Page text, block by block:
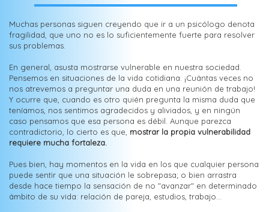
Muchas personas siguen creyendo que ir a un psicólogo denota
fragilidad, que uno no es lo suficientemente fuerte para resolver
sus problemas.
En general, asusta mostrarse vulnerable en nuestra sociedad.
Pensemos en situaciones de la vida cotidiana: ¡Cuántas veces no
nos atrevemos a preguntar una duda en una reunión de trabajo!
Y ocurre que, cuando es otro quién pregunta la misma duda que
teníamos, nos sentimos agradecidos y aliviados, y en ningún
caso pensamos que esa persona es débil. Aunque parezca
contradictorio, lo cierto es que, mostrar la propia vulnerabilidad
requiere mucha fortaleza.
Pues bien, hay momentos en la vida en los que cualquier persona
puede sentir que una situación le sobrepasa; o bien arrastra
desde hace tiempo la sensación de no "avanzar" en determinado
ámbito de su vida: relación de pareja, estudios, trabajo...